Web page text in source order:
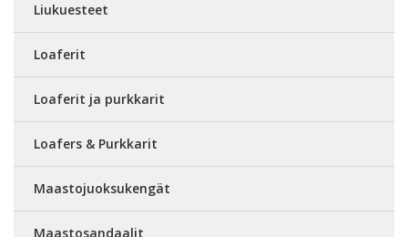
Liukuesteet
Loaferit
Loaferit ja purkkarit
Loafers & Purkkarit
Maastojuoksukengät
Maastosandaalit